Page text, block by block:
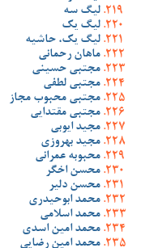
لیگ سه
لیگ یک
لیگ یک، حاشیه
ماهان رحمانی
مجتبی حسینی
مجتبی لطفی
مجتبی محبوب مجاز
مجتبی مقتدایی
مجید ایوبی
مجید بهروزی
محبوبه عمرانی
محسن اخگر
محسن دلیر
محمد ابوحیدری
محمد اسلامی
محمد امین اسدی
محمد امین رضایی